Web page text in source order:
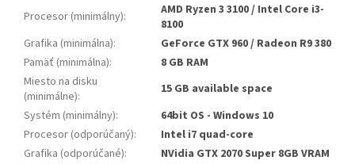
Procesor (minimálny):
AMD Ryzen 3 3100 / Intel Core i3-
8100
Grafika (minimálna):
GeForce GTX 960 / Radeon R9 380
Pamäť (minimálna):
8 GB RAM
Miesto na disku
(minimálne):
15 GB available space
Systém (minimálny):
64bit OS - Windows 10
Procesor (odporúčaný):
Intel i7 quad-core
Grafika (odporúčané):
NVidia GTX 2070 Super 8GB VRAM